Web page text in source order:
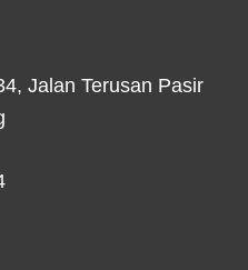
Jalan Terusan Pasir